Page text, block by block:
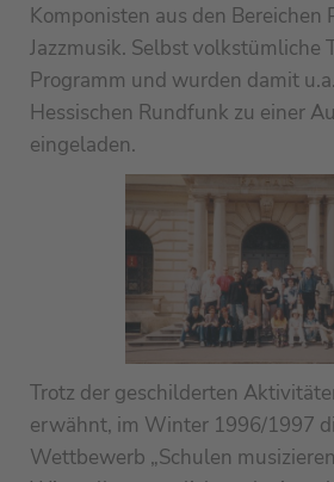
Komponisten aus den Bereichen
Jazzmusik. Selbst volkstümliche
Programm und wurden damit
Hessischen Rundfunk zu einer
eingeladen.
Trotz der geschilderten
erwähnt, im Winter 1996/1997
Wettbewerb „Schulen